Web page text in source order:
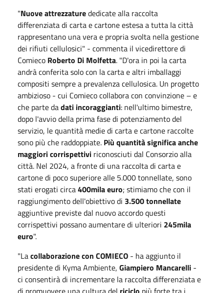
"Nuove attrezzaturededicate alla raccolta
differenziata di carta e cartone estesa a tutta la città
rappresentano una vera e propria svolta nella gestione
dei rifiuti cellulosici" - commenta il vicedirettore di
Comieco Roberto Di Molfetta. "D'ora in poi la carta
andrà conferita solo con la carta e altri imballaggi
compositi sempre a prevalenza cellulosica. Un progetto
ambizioso - cui Comieco collabora con convinzione – e
che parte dadati incoraggianti: nell'ultimo bimestre,
dopo l'avvio della prima fase di potenziamento del
servizio, le quantità medie di carta e cartone raccolte
sono più che raddoppiate. Più quantità significa anche
maggiori corrispettivi riconosciuti dal Consorzio alla
città. Nel 2024, a fronte di una raccolta di carta e
cartone di poco superiore alle 5.000 tonnellate, sono
stati erogati circa400mila euro; stimiamo che con il
raggiungimento dell'obiettivo di 3.500 tonnellate
aggiuntive previste dal nuovo accordo questi
corrispettivi possano aumentare di ulteriori 245mila
euro".
"Lacollaborazione con COMIECO - ha aggiunto il
presidente di Kyma Ambiente, Giampiero Mancarelli -
ci consentirà di incrementare la raccolta differenziata e